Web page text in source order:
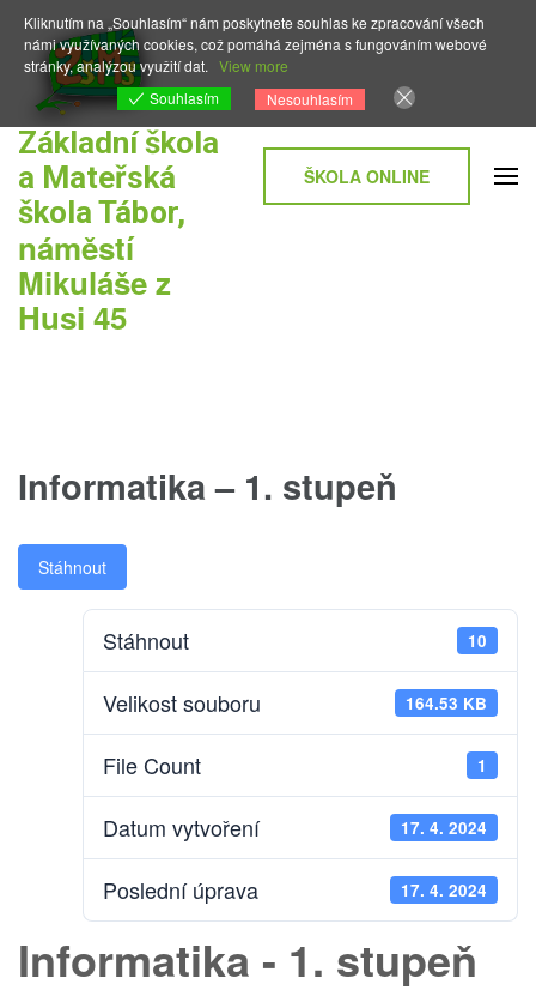
Přeskočit
obsah
(stiskněte
Enter)
Základní škola
a Mateřská
škola Tábor,
náměstí
Mikuláše z
Husi 45
ŠKOLA ONLINE
Informatika – 1. stupeň
Stáhnout
Stáhnout 10
Velikost souboru 164.53 KB
File Count 1
Datum vytvoření 17. 4. 2024
Poslední úprava 17. 4. 2024
Informatika - 1. stupeň
Kliknutím na „Souhlasím“ nám poskytnete souhlas ke zpracování všech
námi využívaných cookies, což pomáhá zejména s fungováním webové
stránky, analýzou využití dat. View more
Souhlasím
Nesouhlasím